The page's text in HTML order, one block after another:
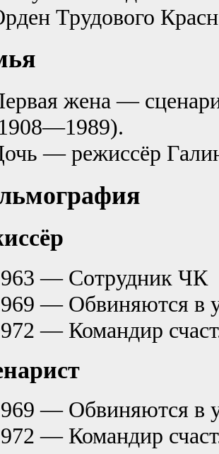
Трудового
жена —
— режиссёр
— Сотрудник ЧК
— Обвиняются в
— Командир
— Обвиняются в
— Командир